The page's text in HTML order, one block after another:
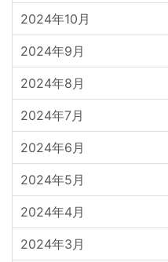
2024年10月
2024年9月
2024年8月
2024年7月
2024年6月
2024年5月
2024年4月
2024年3月